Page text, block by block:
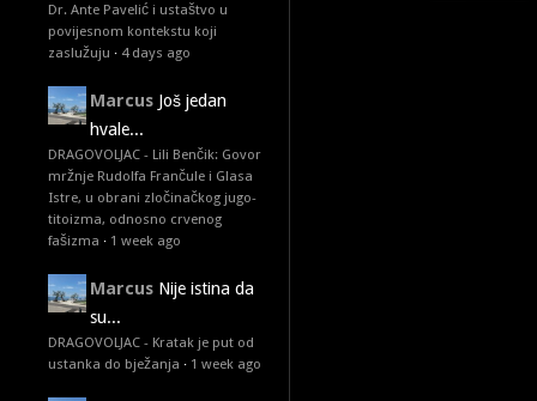
Dr. Ante Pavelić i ustaštvo u
povijesnom kontekstu koji
zaslužuju · 4 days ago
Marcus Još jedan
hvale...
DRAGOVOLJAC - Lili Benčik: Govor
mržnje Rudolfa Frančule i Glasa
Istre, u obrani zločinačkog jugo-
titoizma, odnosno crvenog
fašizma · 1 week ago
Marcus Nije istina da
su...
DRAGOVOLJAC - Kratak je put od
ustanka do bježanja · 1 week ago